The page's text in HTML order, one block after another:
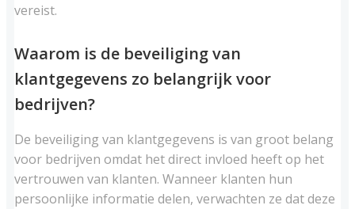
vereist.
Waarom is de beveiliging van
klantgegevens zo belangrijk voor
bedrijven?
De beveiliging van klantgegevens is van groot belang
voor bedrijven omdat het direct invloed heeft op het
vertrouwen van klanten. Wanneer klanten hun
persoonlijke informatie delen, verwachten ze dat deze